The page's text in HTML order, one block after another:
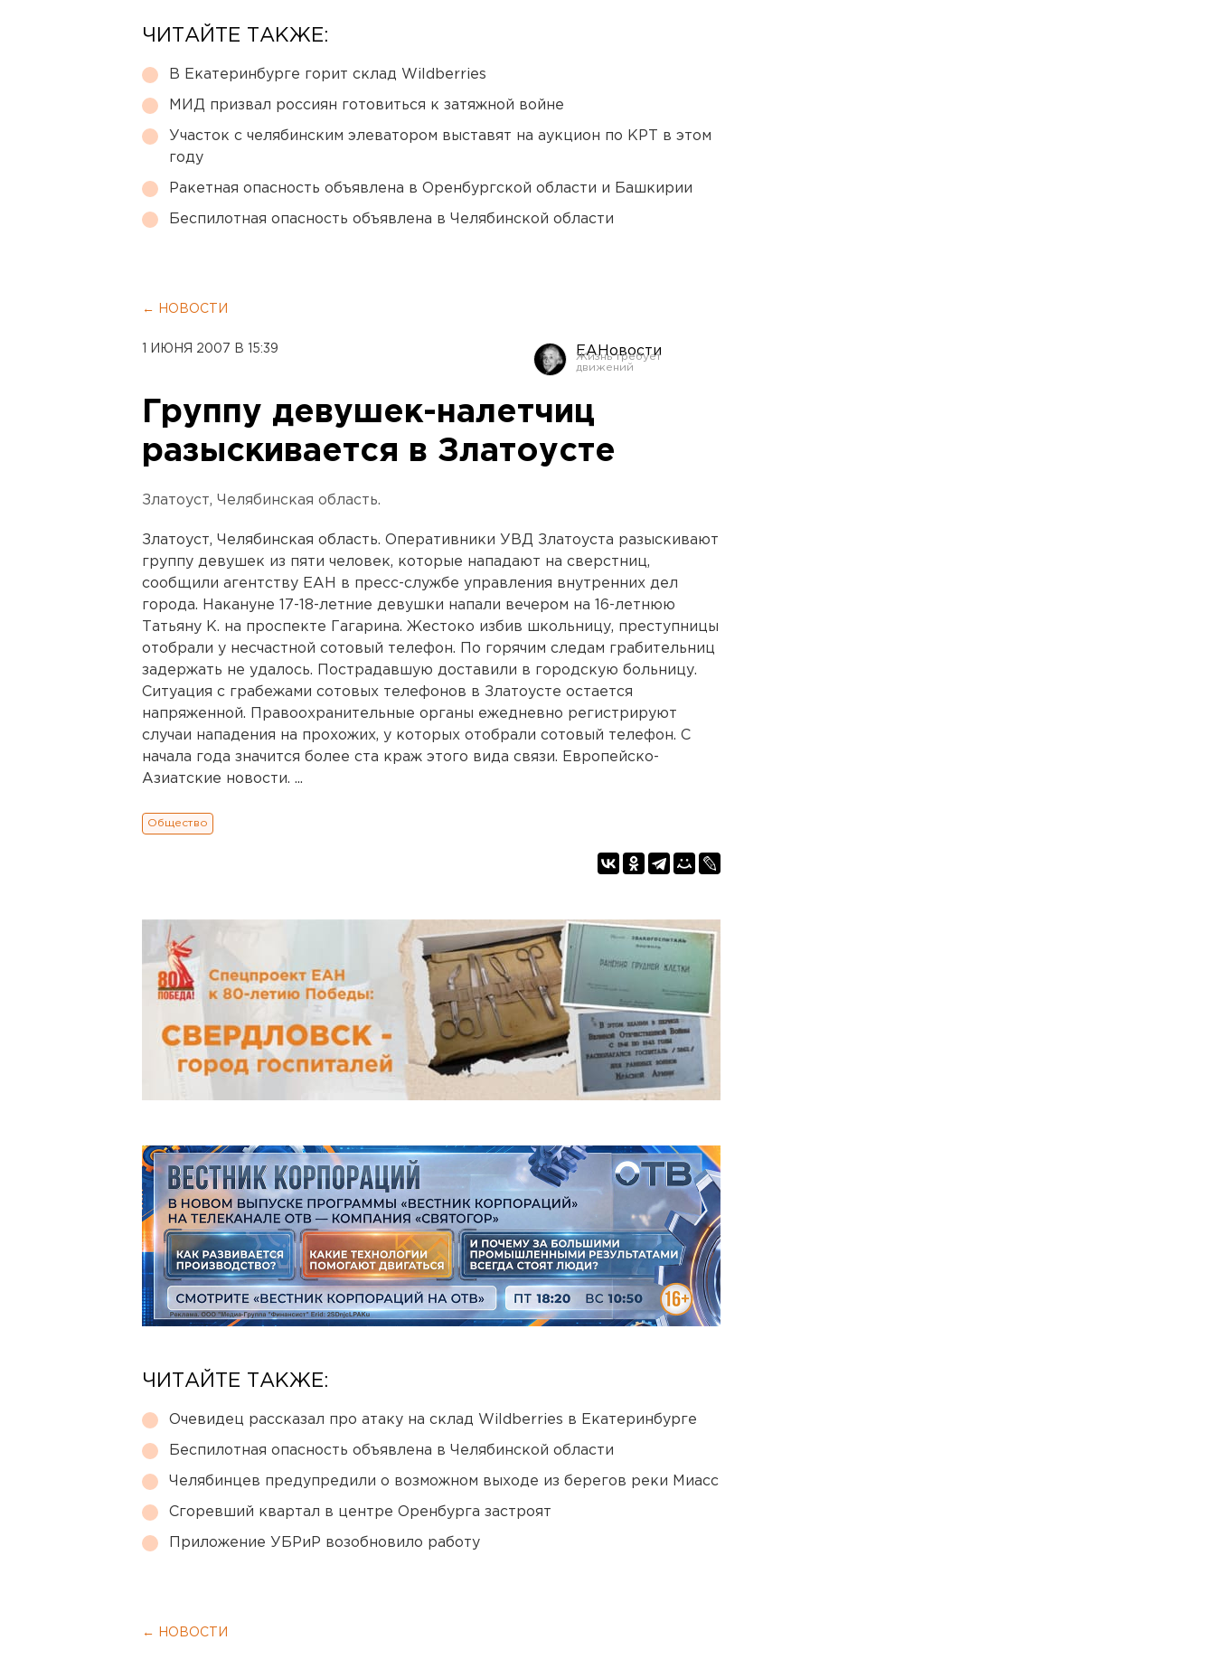
ЧИТАЙТЕ ТАКЖЕ:
В Екатеринбурге горит склад Wildberries
МИД призвал россиян готовиться к затяжной войне
Участок с челябинским элеватором выставят на аукцион по КРТ в этом
году
Ракетная опасность объявлена в Оренбургской области и Башкирии
Беспилотная опасность объявлена в Челябинской области
← НОВОСТИ
1 ИЮНЯ 2007 В 15:39 ЕАНовости
Группу девушек-налетчиц
разыскивается в Златоусте
Златоуст, Челябинская область.
Златоуст, Челябинская область. Оперативники УВД Златоуста разыскивают
группу девушек из пяти человек, которые нападают на сверстниц,
сообщили агентству ЕАН в пресс-службе управления внутренних дел
города. Накануне 17-18-летние девушки напали вечером на 16-летнюю
Татьяну К. на проспекте Гагарина. Жестоко избив школьницу, преступницы
отобрали у несчастной сотовый телефон. По горячим следам грабительниц
задержать не удалось. Пострадавшую доставили в городскую больницу.
Ситуация с грабежами сотовых телефонов в Златоусте остается
напряженной. Правоохранительные органы ежедневно регистрируют
случаи нападения на прохожих, у которых отобрали сотовый телефон. С
начала года значится более ста краж этого вида связи. Европейско-
Азиатские новости. ...
Общество
ЧИТАЙТЕ ТАКЖЕ:
Очевидец рассказал про атаку на склад Wildberries в Екатеринбурге
Беспилотная опасность объявлена в Челябинской области
Челябинцев предупредили о возможном выходе из берегов реки Миасс
Сгоревший квартал в центре Оренбурга застроят
Приложение УБРиР возобновило работу
← НОВОСТИ